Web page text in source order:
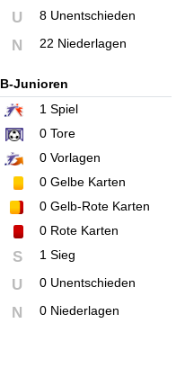
U 8 Unentschieden
N 22 Niederlagen
B-Junioren
1Spiel
0Tore
0Vorlagen
0Gelbe Karten
0Gelb-Rote Karten
0Rote Karten
S 1 Sieg
U 0 Unentschieden
N 0 Niederlagen